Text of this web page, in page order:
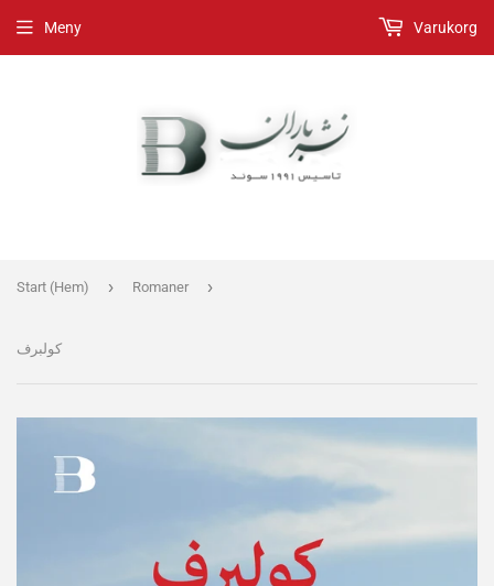
Meny Varukorg
Start (Hem) › Romaner ›
کولبرف